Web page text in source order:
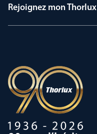
Rejoignez mon Thorlux